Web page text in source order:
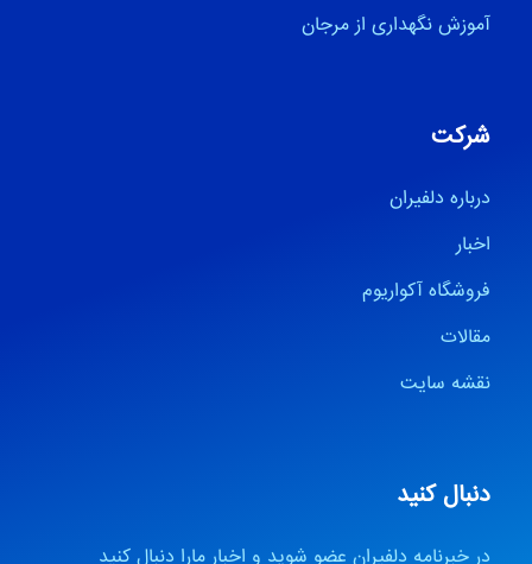
آموزش نگهداری از مرجان
شرکت
درباره دلفیران
اخبار
فروشگاه آکواریوم
مقالات
نقشه سایت
دنبال کنید
در خبرنامه دلفیران عضو شوید و اخبار مارا دنبال کنید